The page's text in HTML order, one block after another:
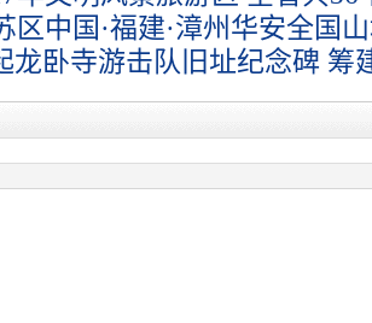
区中国·福建·漳州华安全国
龙卧寺游击队旧址纪念碑 筹